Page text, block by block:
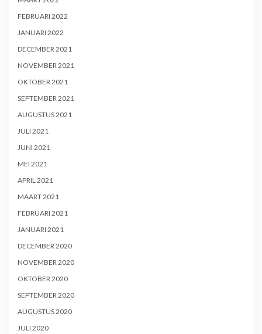
FEBRUARI 2022
JANUARI 2022
DECEMBER 2021
NOVEMBER 2021
OKTOBER 2021
SEPTEMBER 2021
AUGUSTUS 2021
JULI 2021
JUNI 2021
MEI 2021
APRIL 2021
MAART 2021
FEBRUARI 2021
JANUARI 2021
DECEMBER 2020
NOVEMBER 2020
OKTOBER 2020
SEPTEMBER 2020
AUGUSTUS 2020
JULI 2020